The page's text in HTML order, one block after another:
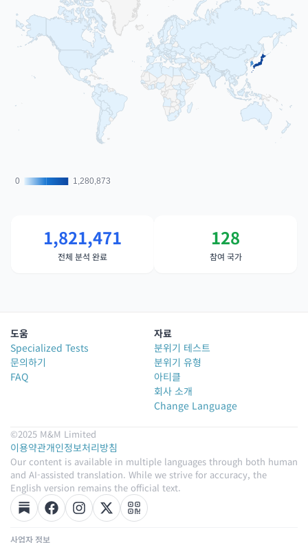
0
0 1,280,873
1,280,873
1,821,471
전체 분석 완료
128
참여 국가
도움
Specialized Tests
문의하기
FAQ
자료
분위기 테스트
분위기 유형
아티클
회사 소개
Change Language
©2025 M&M Limited
이용약관개인정보처리방침
Our content is available in multiple languages through both human
and AI-assisted translation. While we strive for accuracy, the
English version remains the official text.
사업자 정보